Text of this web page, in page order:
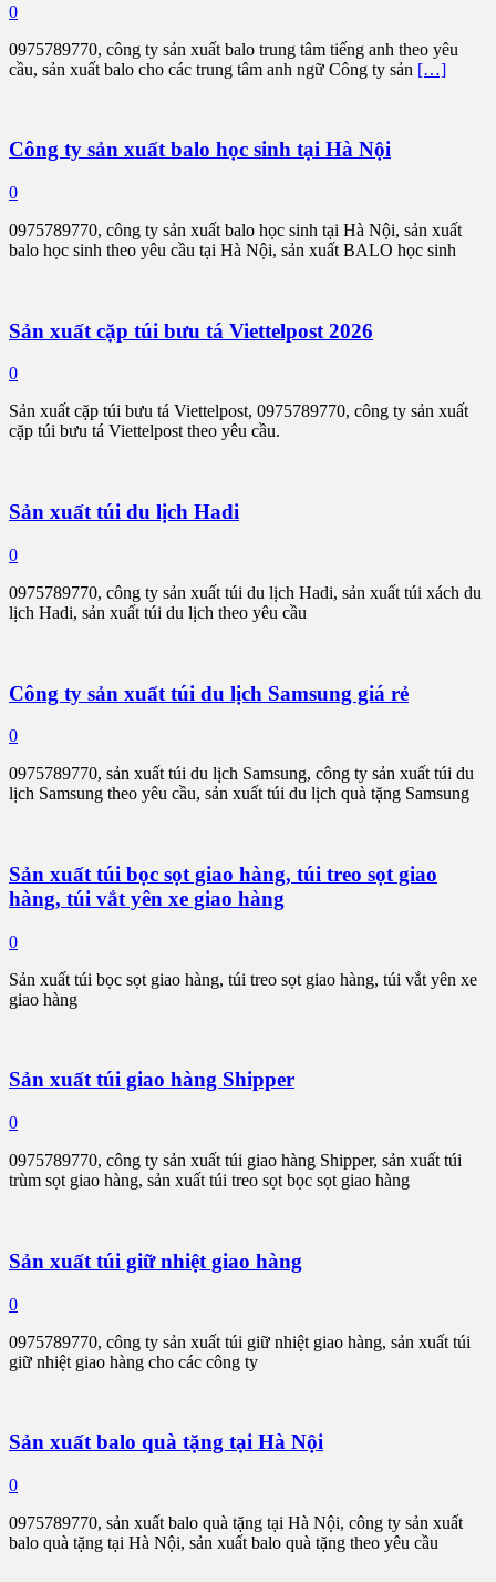
0
0975789770, công ty sản xuất balo trung tâm tiếng anh theo yêu
cầu, sản xuất balo cho các trung tâm anh ngữ Công ty sản […]
Công ty sản xuất balo học sinh tại Hà Nội
0
0975789770, công ty sản xuất balo học sinh tại Hà Nội, sản xuất
balo học sinh theo yêu cầu tại Hà Nội, sản xuất BALO học sinh
Sản xuất cặp túi bưu tá Viettelpost 2026
0
Sản xuất cặp túi bưu tá Viettelpost, 0975789770, công ty sản xuất
cặp túi bưu tá Viettelpost theo yêu cầu.
Sản xuất túi du lịch Hadi
0
0975789770, công ty sản xuất túi du lịch Hadi, sản xuất túi xách du
lịch Hadi, sản xuất túi du lịch theo yêu cầu
Công ty sản xuất túi du lịch Samsung giá rẻ
0
0975789770, sản xuất túi du lịch Samsung, công ty sản xuất túi du
lịch Samsung theo yêu cầu, sản xuất túi du lịch quà tặng Samsung
Sản xuất túi bọc sọt giao hàng, túi treo sọt giao
hàng, túi vắt yên xe giao hàng
0
Sản xuất túi bọc sọt giao hàng, túi treo sọt giao hàng, túi vắt yên xe
giao hàng
Sản xuất túi giao hàng Shipper
0
0975789770, công ty sản xuất túi giao hàng Shipper, sản xuất túi
trùm sọt giao hàng, sản xuất túi treo sọt bọc sọt giao hàng
Sản xuất túi giữ nhiệt giao hàng
0
0975789770, công ty sản xuất túi giữ nhiệt giao hàng, sản xuất túi
giữ nhiệt giao hàng cho các công ty
Sản xuất balo quà tặng tại Hà Nội
0
0975789770, sản xuất balo quà tặng tại Hà Nội, công ty sản xuất
balo quà tặng tại Hà Nội, sản xuất balo quà tặng theo yêu cầu